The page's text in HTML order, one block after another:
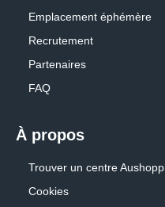
Emplacement éphémère
Recrutement
Partenaires
FAQ
À propos
Trouver un centre
Cookies